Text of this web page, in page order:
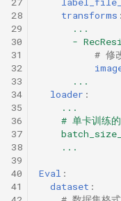
28
29
30
31
32
33
34
35
36
37
38
39
40
41
transforms :
...
-
# 修
...
loader :
...
# 单卡训练
...
Eval :
dataset :